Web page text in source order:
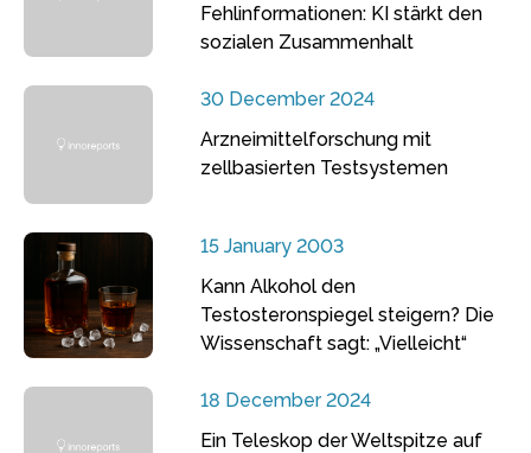
Fehlinformationen: KI stärkt den
sozialen Zusammenhalt
30 December 2024
Arzneimittelforschung mit
zellbasierten Testsystemen
15 January 2003
Kann Alkohol den
Testosteronspiegel steigern? Die
Wissenschaft sagt: „Vielleicht“
18 December 2024
Ein Teleskop der Weltspitze auf